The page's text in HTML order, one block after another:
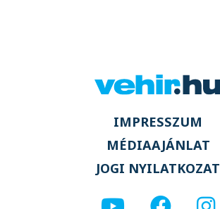
IMPRESSZUM
MÉDIAAJÁNLAT
JOGI NYILATKOZAT